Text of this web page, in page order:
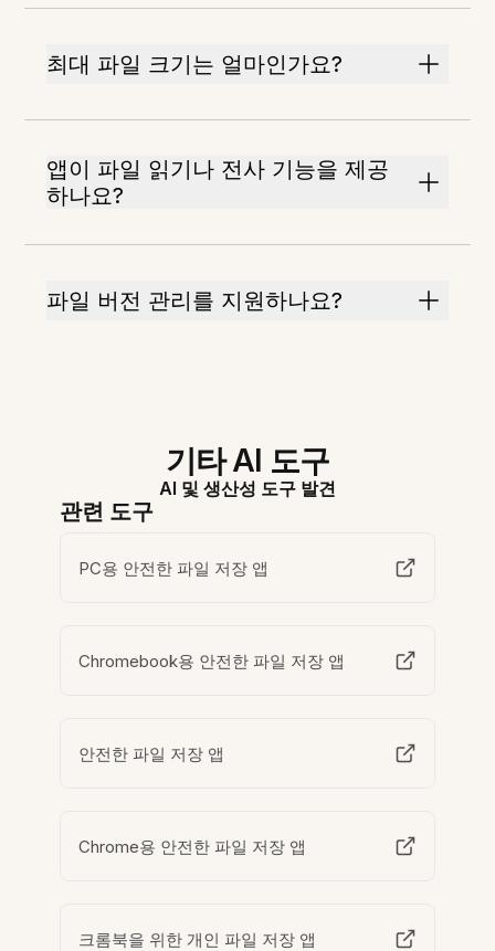
최대 파일 크기는 얼마인가요?
앱이 파일 읽기나 전사 기능을 제공
하나요?
파일 버전 관리를 지원하나요?
기타 AI 도구
AI 및 생산성 도구 발견
관련 도구
PC용 안전한 파일 저장 앱
Chromebook용 안전한 파일 저장 앱
안전한 파일 저장 앱
Chrome용 안전한 파일 저장 앱
크롬북을 위한 개인 파일 저장 앱